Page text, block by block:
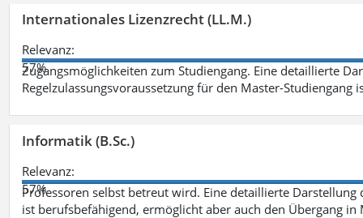
Internationales Lizenzrecht (LL.M.)
Relevanz:
57%
Zugangsmöglichkeiten zum Studiengang. Eine detaillierte
Regelzulassungsvoraussetzung für den Master-
Informatik (B.Sc.)
Relevanz:
57%
Professoren selbst betreut wird. Eine detaillierte
ist berufsbefähigend, ermöglicht aber auch den Übergang in